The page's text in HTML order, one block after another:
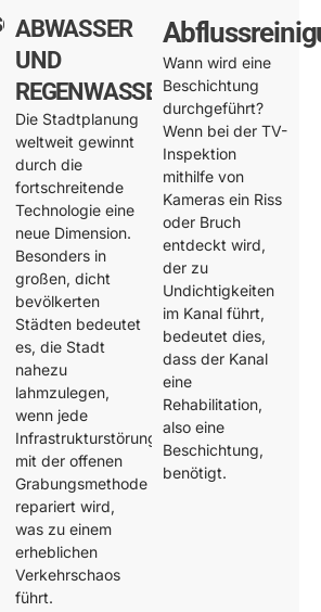
ABWASSER
UND
REGENWASSER
Die Stadtplanung
weltweit gewinnt
durch die
fortschreitende
Technologie eine
neue Dimension.
Besonders in
großen, dicht
bevölkerten
Städten bedeutet
es, die Stadt
nahezu
lahmzulegen,
wenn jede
Infrastrukturstörung
mit der offenen
Grabungsmethode
repariert wird,
was zu einem
erheblichen
Verkehrschaos
führt.
Wann wird eine
Beschichtung
durchgeführt?
Wenn bei der TV-
Inspektion
mithilfe von
Kameras ein Riss
oder Bruch
entdeckt wird,
der zu
Undichtigkeiten
im Kanal führt,
bedeutet dies,
dass der Kanal
eine
Rehabilitation,
also eine
Beschichtung,
benötigt.